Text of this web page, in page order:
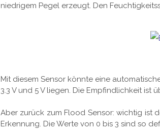
niedrigem Pegel erzeugt. Den
Mit diesem Sensor könnte eine
3.3 V und 5 V liegen. Die Empfindlichkeit ist
Aber zurück zum Flood Sensor: wichtig ist
Erkennung. Die Werte von 0 bis 3 sind so